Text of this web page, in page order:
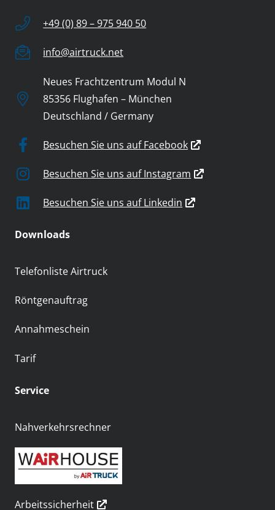
+49 (0) 89 – 975 940 50
info@airtruck.net
Neues Frachtzentrum Modul N
85356 Flughafen – München
Deutschland / Germany
Besuchen Sie uns auf Facebook
Besuchen Sie uns auf Instagram
Besuchen Sie uns auf Linkedin
Downloads
Telefonliste Airtruck
Röntgenauftrag
Annahmeschein
Tarif
Service
Nahverkehrsrechner
Arbeitssicherheit